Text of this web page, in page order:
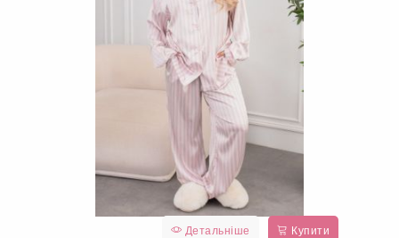
Детальніше Купити